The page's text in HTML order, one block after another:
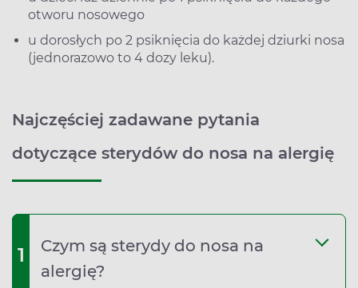
otworu nosowego
u dorosłych po 2 psiknięcia do każdej dziurki nosa
(jednorazowo to 4 dozy leku).
Najczęściej zadawane pytania
dotyczące sterydów do nosa na alergię
1
Czym są sterydy do nosa na
alergię?